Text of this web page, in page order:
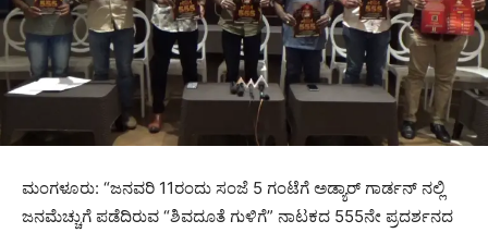
ಮಂಗಳೂರು: “ಜನವರಿ 11ರಂದು ಸಂಜೆ 5 ಗಂಟೆಗೆ ಅಡ್ಯಾರ್ ಗಾರ್ಡನ್ ನಲ್ಲಿ
ಜನಮೆಚ್ಚುಗೆ ಪಡೆದಿರುವ “ಶಿವದೂತೆ ಗುಳಿಗೆ” ನಾಟಕದ 555ನೇ ಪ್ರದರ್ಶನದ